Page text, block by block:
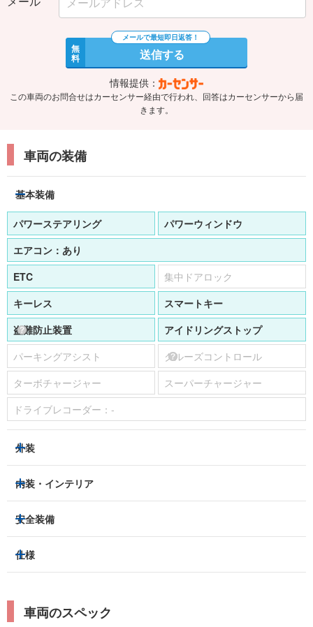
無
料 送信する
情報提供：
この車両のお問合せはカーセンサー経由で行われ、回答はカーセンサーから届
きます。
車両の装備
基本装備
パワーステアリング
パワーウィンドウ
エアコン： あり
ETC
集中ドアロック
キーレス
スマートキー
盗難防止装置
アイドリングストップ
パーキングアシスト
クルーズコントロール
ターボチャージャー
スーパーチャージャー
ドライブレコーダー： -
外装
ヘッドライト
アルミホイール：あり
サンルーフ/ガラスルーフ
ルーフレール
内装・インテリア
3列シート
ベンチシート
パワーシート
シートヒーター
安全装備
トラクションコントロール
レーンキープアシスト
横滑り防止装置
衝突被害軽減プレーキ
仕様
車両のスペック